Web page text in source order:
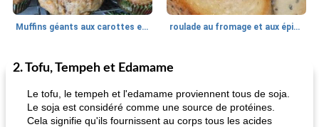
Muffins géants aux carottes et à la banane de Nif roulade au fromage et aux épinards
30 min
Marques de confiance: recettes et
2. Tofu, Tempeh et Edamame
Le tofu, le tempeh et l'edamame proviennent tous de soja.
Le soja est considéré comme une source de protéines.
Cela signifie qu'ils fournissent au corps tous les acides